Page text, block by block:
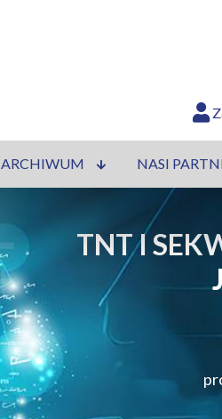
ARCHIWUM NASI
TNT I